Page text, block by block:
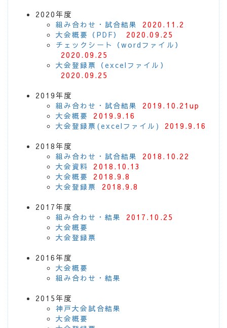
2020年度
組み合わせ・試合結果
2020.11.2
大会概要（PDF）
2020.09.25
チェックシート（wordファイル）
2020.09.25
大会登録票（excelファイル）
2020.09.25
2019年度
組み合わせ・試合結果
2019.10.21up
大会概要
2019.9.16
大会登録票(excelファイル)
2019.9.16
2018年度
組み合わせ・試合結果
2018.10.22
大会資料
2018.10.13
大会概要
2018.9.8
大会登録票
2018.9.8
2017年度
組み合わせ・結果
2017.10.25
大会概要
大会登録票
2016年度
大会概要
組み合わせ・結果
2015年度
神戸大会試合結果
大会概要